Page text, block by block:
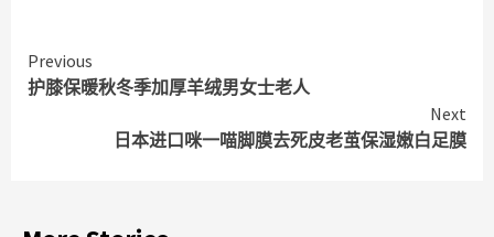
Continue
Reading
Previous
护膝保暖秋冬季加厚羊绒男女士老人
Next
日本进口咪一喵脚膜去死皮老茧保湿嫩白足膜